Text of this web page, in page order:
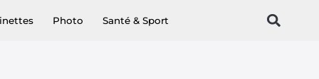
Photo Santé & Sport